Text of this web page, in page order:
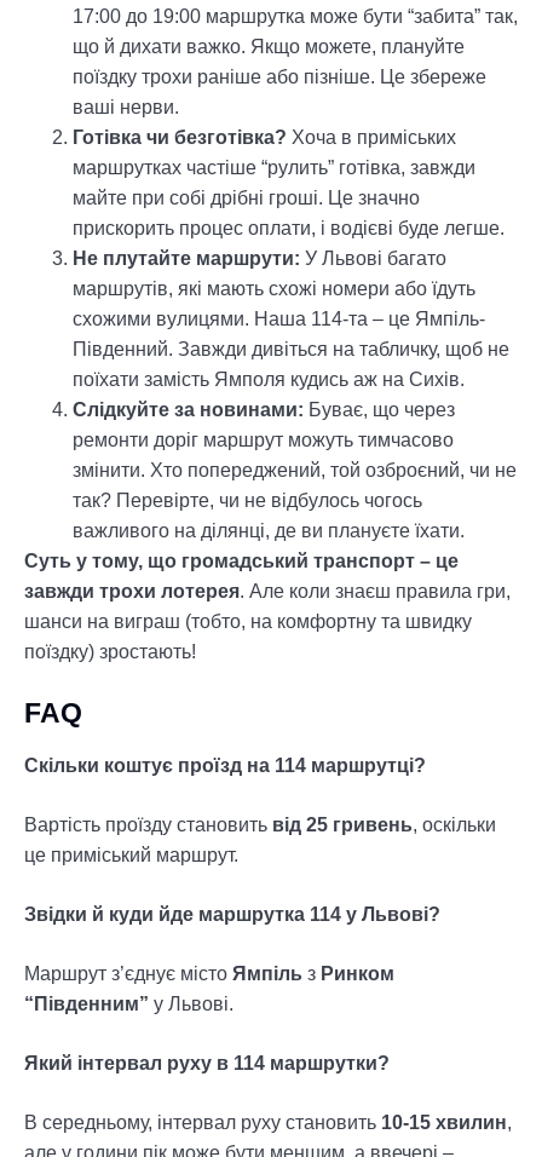
17:00 до 19:00 маршрутка може бути “забита” так,
що й дихати важко. Якщо можете, плануйте
поїздку трохи раніше або пізніше. Це збереже
ваші нерви.
Готівка чи безготівка? Хоча в приміських
маршрутках частіше “рулить” готівка, завжди
майте при собі дрібні гроші. Це значно
прискорить процес оплати, і водієві буде легше.
Не плутайте маршрути: У Львові багато
маршрутів, які мають схожі номери або їдуть
схожими вулицями. Наша 114-та – це Ямпіль-
Південний. Завжди дивіться на табличку, щоб не
поїхати замість Ямполя кудись аж на Сихів.
Слідкуйте за новинами: Буває, що через
ремонти доріг маршрут можуть тимчасово
змінити. Хто попереджений, той озброєний, чи не
так? Перевірте, чи не відбулось чогось
важливого на ділянці, де ви плануєте їхати.
Суть у тому, що громадський транспорт – це
завжди трохи лотерея. Але коли знаєш правила гри,
шанси на виграш (тобто, на комфортну та швидку
поїздку) зростають!
FAQ
Скільки коштує проїзд на 114 маршрутці?
Вартість проїзду становить від 25 гривень, оскільки
це приміський маршрут.
Звідки й куди йде маршрутка 114 у Львові?
Маршрут з’єднує місто Ямпіль з Ринком
“Південним” у Львові.
Який інтервал руху в 114 маршрутки?
В середньому, інтервал руху становить 10-15 хвилин,